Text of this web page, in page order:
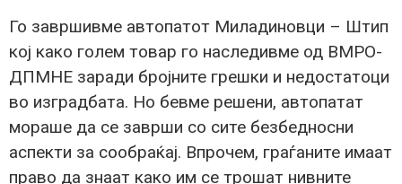
Го завршивме автопатот Миладиновци – Штип
кој како голем товар го наследивме од ВМРО-
ДПМНЕ заради бројните грешки и недостатоци
во изградбата. Но бевме решени, автопатат
мораше да се заврши со сите безбедносни
аспекти за сообраќај. Впрочем, граѓаните имаат
право да знаат како им се трошат нивните